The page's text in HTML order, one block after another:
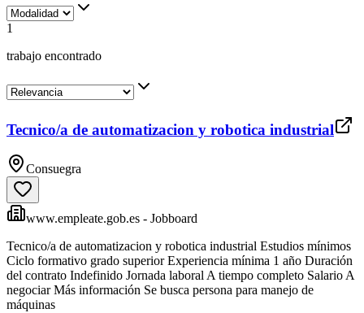
1
trabajo encontrado
Tecnico/a de automatizacion y robotica industrial
Consuegra
www.empleate.gob.es - Jobboard
Tecnico/a de automatizacion y robotica industrial Estudios mínimos
Ciclo formativo grado superior Experiencia mínima 1 año Duración
del contrato Indefinido Jornada laboral A tiempo completo Salario A
negociar Más información Se busca persona para manejo de
máquinas